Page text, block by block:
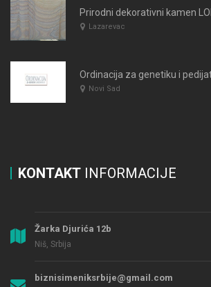
Lazarevac
Ordinacija za genetiku i
Novi Sad
KONTAKT INFORMACIJE
Žarka Djurića 12b
Niš, Srbija
biznisimeniksrbije@gmail.com